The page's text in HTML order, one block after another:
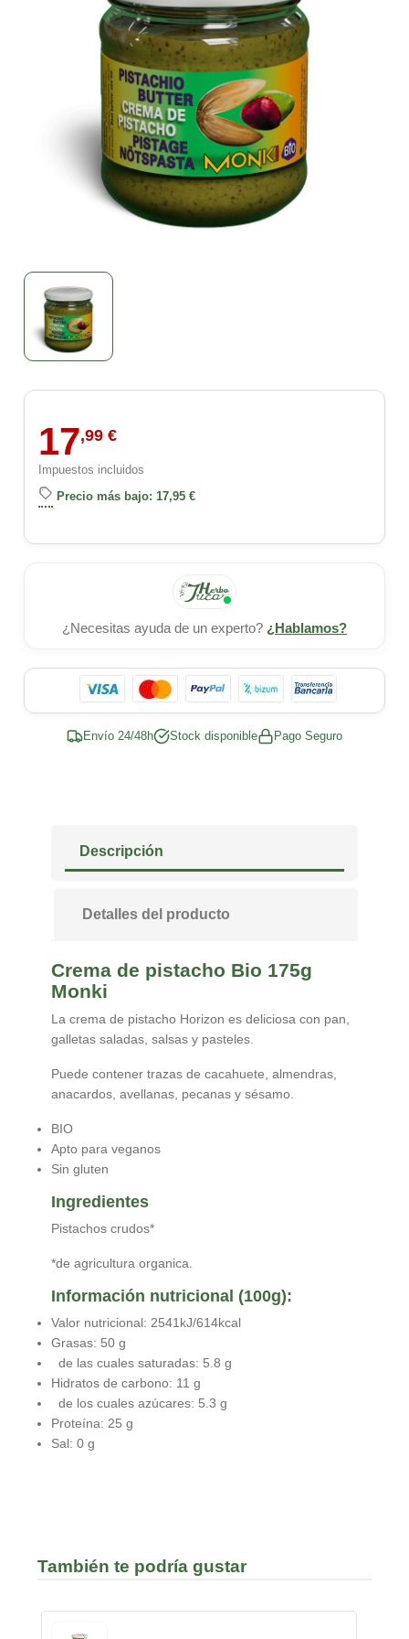
17,99 €
Impuestos incluidos
Precio más bajo: 17,95 €
¿Necesitas ayuda de un experto? ¿Hablamos?
Envío 24/48h Stock disponible Pago Seguro
Descripción
Detalles del producto
Crema de pistacho Bio 175g
Monki
La crema de pistacho Horizon es deliciosa con pan,
galletas saladas, salsas y pasteles.
Puede contener trazas de cacahuete, almendras,
anacardos, avellanas, pecanas y sésamo.
BIO
Apto para veganos
Sin gluten
Ingredientes
Pistachos crudos*
*de agricultura organica.
Información nutricional (100g):
Valor nutricional: 2541kJ/614kcal
Grasas: 50 g
de las cuales saturadas: 5.8 g
Hidratos de carbono: 11 g
de los cuales azúcares: 5.3 g
Proteína: 25 g
Sal: 0 g
También te podría gustar